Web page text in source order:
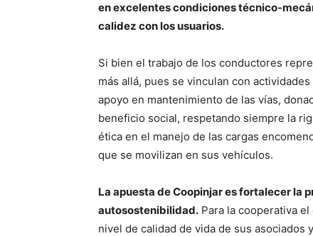
en excelentes condiciones técnico-
calidez con los usuarios.
Si bien el trabajo de los conductores
más allá, pues se vinculan con
apoyo en mantenimiento de las vías,
beneficio social, respetando siempre la
ética en el manejo de las cargas
que se movilizan en sus vehículos.
La apuesta de Coopinjar es fortalecer la
autosostenibilidad. Para la cooperativa
nivel de calidad de vida de sus asociados